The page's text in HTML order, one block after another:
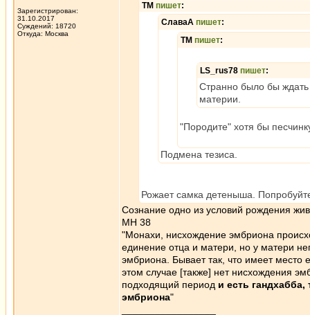
Зарегистрирован:
31.10.2017
Суждений: 18720
Откуда: Москва
ТМ пишет:
СлаваА пишет:
ТМ пишет:
LS_rus78 пишет:
Странно было бы ждать
материи.
"Породите" хотя бы
Подмена тезиса.
Рожает самка детеныша.
Сознание одно из условий рождения
МН 38
"Монахи, нисхождение эмбриона
единение отца и матери, но у матери
эмбриона. Бывает так, что имеет
этом случае [также] нет нисхождения
подходящий период и есть
эмбриона"